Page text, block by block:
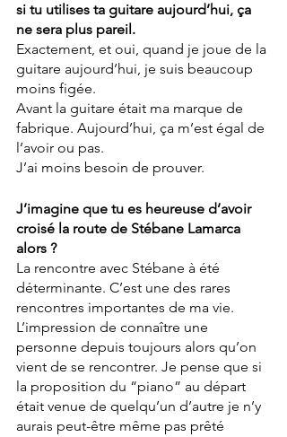
si tu utilises ta guitare aujourd’hui, ça
ne sera plus pareil.
Exactement, et oui, quand je joue de la
guitare aujourd’hui, je suis beaucoup
moins figée.
Avant la guitare était ma marque de
fabrique. Aujourd’hui, ça m’est égal de
l’avoir ou pas.
J’ai moins besoin de prouver.
J’imagine que tu es heureuse d’avoir
croisé la route de Stébane Lamarca
alors ?
La rencontre avec Stébane à été
déterminante. C’est une des rares
rencontres importantes de ma vie.
L’impression de connaître une
personne depuis toujours alors qu’on
vient de se rencontrer. Je pense que si
la proposition du “piano” au départ
était venue de quelqu’un d’autre je n’y
aurais peut-être même pas prêté